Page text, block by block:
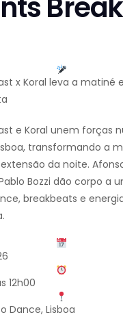
x Koral leva a matiné
e Koral unem forças
transformando a
da noite.
Bozzi dão corpo a
breakbeats e
12h00
Dance, Lisboa